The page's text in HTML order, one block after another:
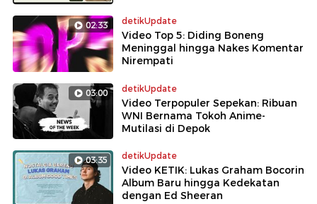
02:33 detikUpdate
Video Top 5: Diding Boneng
Meninggal hingga Nakes Komentar
Nirempati
03:00 detikUpdate
Video Terpopuler Sepekan: Ribuan
WNI Bernama Tokoh Anime-
Mutilasi di Depok
03:35 detikUpdate
Video KETIK: Lukas Graham Bocorin
Album Baru hingga Kedekatan
dengan Ed Sheeran